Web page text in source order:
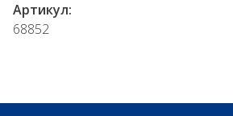
Артикул:
68852